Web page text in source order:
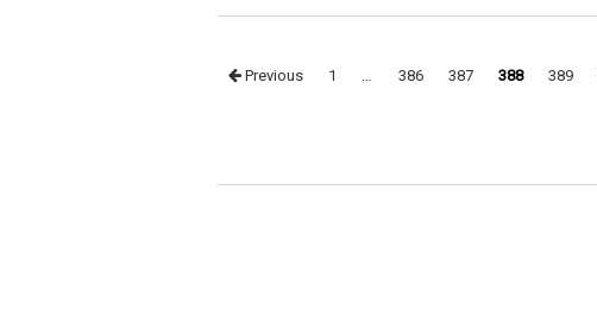
PostsPrevious 1 … 386 387 388 389